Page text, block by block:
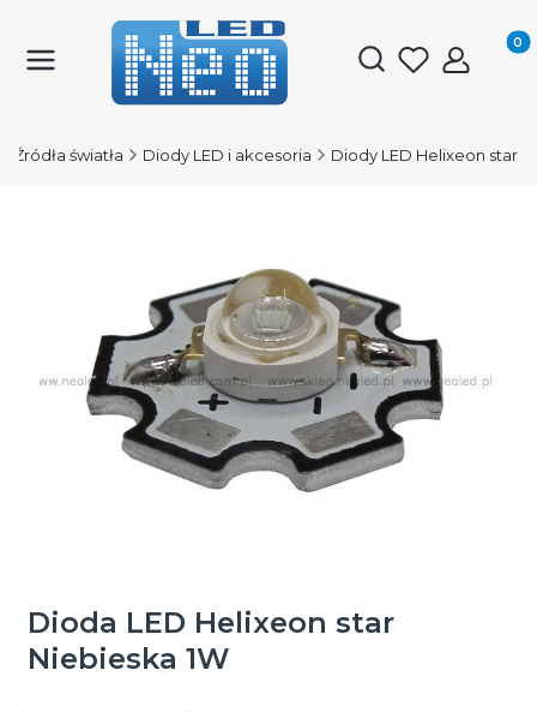
Otwórz
Źródła światła Diody LED i akcesoria Diody LED Helixeon star
Dioda LED Helixeon star
Niebieska 1W